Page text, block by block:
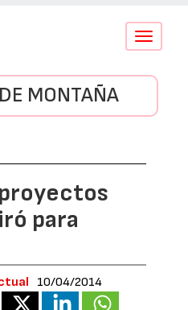
Conmutar
MONTAÑA
para
10/04/2014